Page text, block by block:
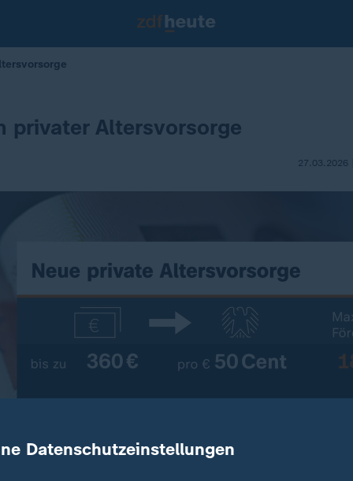
privater Altersvorsorge
27.03.2026
Datenschutzeinstellungen